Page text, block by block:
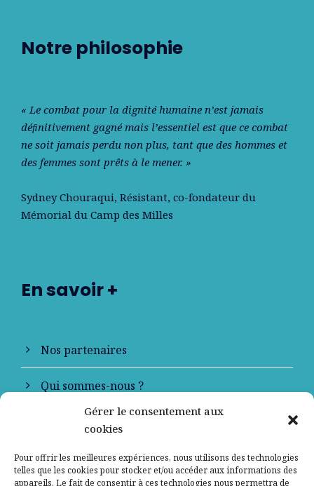
Gérer le consentement aux
cookies
Pour offrir les meilleures expériences, nous utilisons des technologies
telles que les cookies pour stocker et/ou accéder aux informations des
appareils. Le fait de consentir à ces technologies nous permettra de
Notre philosophie
« Le combat pour la dignité humaine n’est jamais
déﬁnitivement gagné mais l’essentiel est que ce combat
ne soit jamais perdu non plus, tant que des hommes et
des femmes sont prêts à le mener. »
Sydney Chouraqui, Résistant, co-fondateur du
Mémorial du Camp des Milles
En savoir +
Nos partenaires
Qui sommes-nous ?
Contactez-nous
Mentions légales